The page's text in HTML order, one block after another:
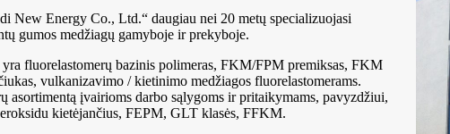
New Energy Co., Ltd.“ daugiau nei 20 metų specializuojasi
gumos medžiagų gamyboje ir prekyboje.
fluorelastomerų bazinis polimeras, FKM/FPM premiksas, FKM
vulkanizavimo / kietinimo medžiagos fluorelastomerams.
asortimentą įvairioms darbo sąlygoms ir pritaikymams, pavyzdžiui,
kietėjančius, FEPM, GLT klasės, FFKM.